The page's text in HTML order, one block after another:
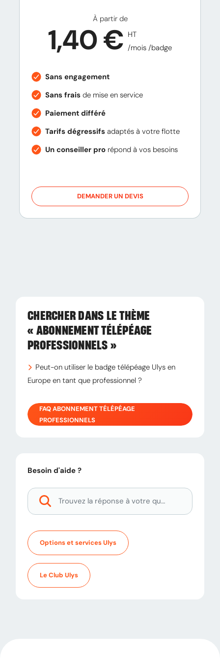
À partir de
1,40 € HT
/mois /badge
Sans engagement
Sans fraisde mise en service
Paiement différé
Tarifs dégressifsadaptés à votre flotte
Un conseiller prorépond à vos besoins
DEMANDER UN DEVIS
CHERCHER DANS LE THÈME
« ABONNEMENT TÉLÉPÉAGE
PROFESSIONNELS »
Peut-on utiliser le badge télépéage Ulys en
Europe en tant que professionnel ?
FAQABONNEMENT TÉLÉPÉAGE
PROFESSIONNELS
Besoin d'aide ?
Options et services Ulys
Le Club Ulys